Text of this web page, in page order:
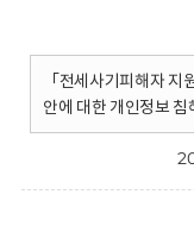
「전세사기피해자
안에 대한 개인정보